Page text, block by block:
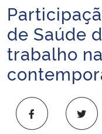
Ministério da Infraestrutura
Ministério da Agricultura,
Ministério da Educação
Ministério da Cidadania
Ministério da Saúde
Início do conteúdo
de Saúde
trabalho na